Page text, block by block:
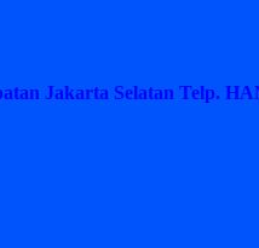
Jakarta Selatan Telp.